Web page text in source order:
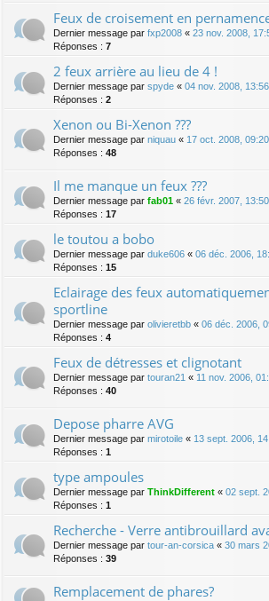
Feux de croisement en
Dernier message par fxp2008 « 23 nov. 2008,
Réponses : 7
2 feux arrière au lieu de 4 !
Dernier message par spyde « 04 nov. 2008, 13:56
Réponses : 2
Xenon ou Bi-Xenon ???
Dernier message par niquau « 17 oct. 2008, 09:20
Réponses : 48
Il me manque un feux ???
Dernier message par fab01 « 26 févr. 2007, 13:50
Réponses : 17
le toutou a bobo
Dernier message par duke606 « 06 déc. 2006,
Réponses : 15
Eclairage des feux
sportline
Dernier message par olivieretbb « 06 déc. 2006,
Réponses : 4
Feux de détresses et clignotant
Dernier message par touran21 « 11 nov. 2006,
Réponses : 40
Depose pharre AVG
Dernier message par mirotoile « 13 sept. 2006,
Réponses : 1
type ampoules
Dernier message par ThinkDifferent « 02 sept.
Réponses : 1
Recherche - Verre antibrouillard
Dernier message par tour-an-corsica « 30 mars
Réponses : 39
Remplacement de phares?